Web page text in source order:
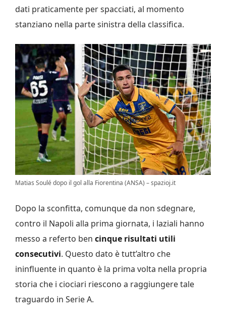
dati praticamente per spacciati, al momento
stanziano nella parte sinistra della classifica.
Matias Soulé dopo il gol alla Fiorentina (ANSA) – spazioj.it
Dopo la sconfitta, comunque da non sdegnare,
contro il Napoli alla prima giornata, i laziali hanno
messo a referto ben cinque risultati utili
consecutivi. Questo dato è tutt’altro che
ininfluente in quanto è la prima volta nella propria
storia che i ciociari riescono a raggiungere tale
traguardo in Serie A.